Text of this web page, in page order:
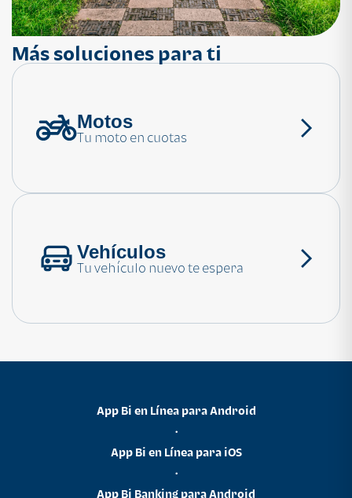
¿Necesitas ayuda?
Más soluciones para ti
Motos
Tu moto en cuotas
Vehículos
Tu vehículo nuevo te espera
App Bi en Línea para Android
•
App Bi en Línea para iOS
•
App Bi Banking para Android